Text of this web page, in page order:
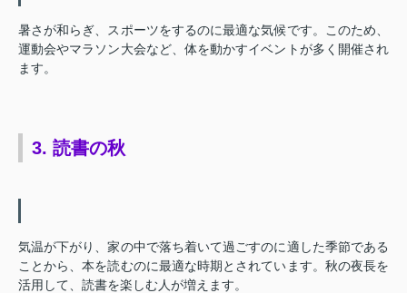
暑さが和らぎ、スポーツをするのに最適な気候です。このため、
運動会やマラソン大会など、体を動かすイベントが多く開催され
ます。
3. 読書の秋
気温が下がり、家の中で落ち着いて過ごすのに適した季節である
ことから、本を読むのに最適な時期とされています。秋の夜長を
活用して、読書を楽しむ人が増えます。